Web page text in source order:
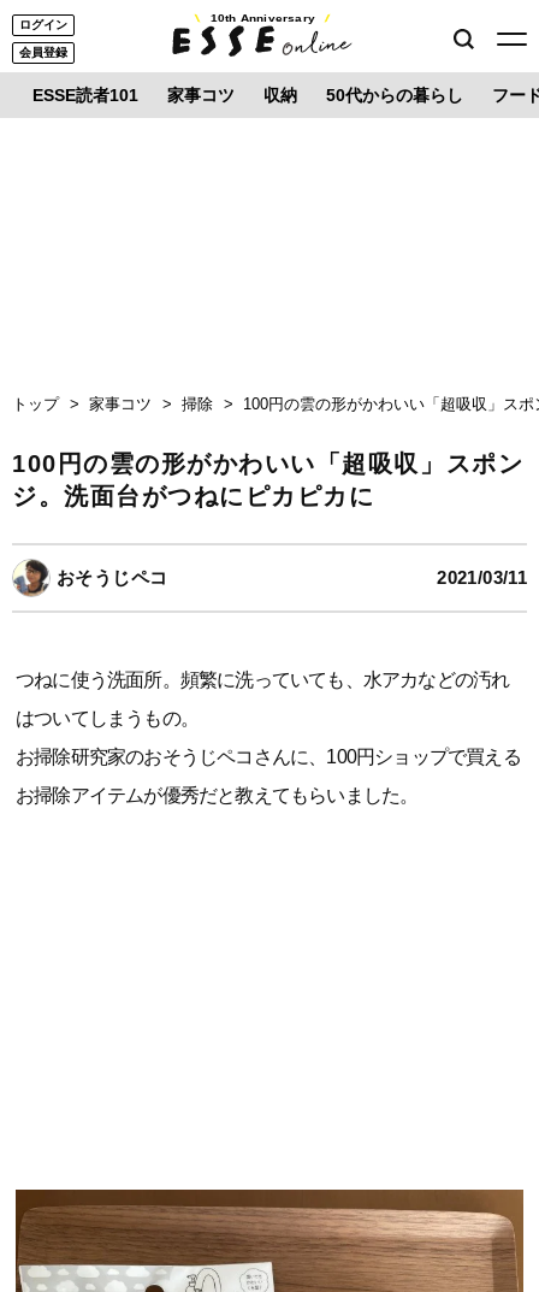
ログイン
会員登録
10th Anniversary
ESSE読者101 家事コツ 収納 50代からの暮らし フー
トップ 家事コツ 掃除 100円の雲の形がかわいい「超吸収」ス
100円の雲の形がかわいい「超吸収」スポン
ジ。洗面台がつねにピカピカに
おそうじペコ 2021/03/11
つねに使う洗面所。頻繁に洗っていても、水アカなどの汚れ
はついてしまうもの。
お掃除研究家のおそうじペコさんに、100円ショップで買える
お掃除アイテムが優秀だと教えてもらいました。